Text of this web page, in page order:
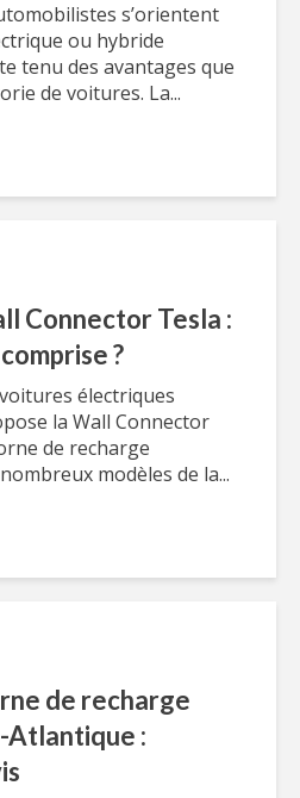
s’orientent
ou hybride
tenu des avantages que
de voitures. La...
Connector Tesla :
?
électriques
la Wall Connector
de recharge
modèles de la...
de recharge
Atlantique :